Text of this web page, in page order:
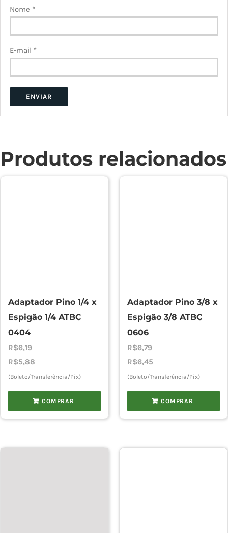
Nome *
E-mail *
Produtos relacionados
Adaptador Pino 1/4 x
Espigão 1/4 ATBC
0404
R$6,19
R$5,88
(Boleto/Transferência/Pix)
COMPRAR
Adaptador Pino 3/8 x
Espigão 3/8 ATBC
0606
R$6,79
R$6,45
(Boleto/Transferência/Pix)
COMPRAR